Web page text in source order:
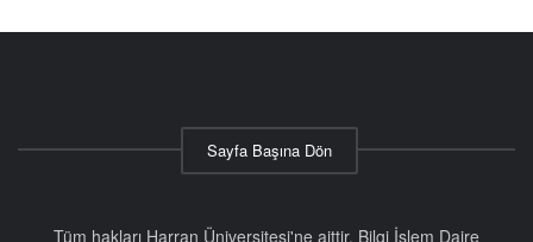
Sayfa Başına Dön
Tüm hakları Harran Üniversitesi'ne aittir. Bilgi İşlem Daire